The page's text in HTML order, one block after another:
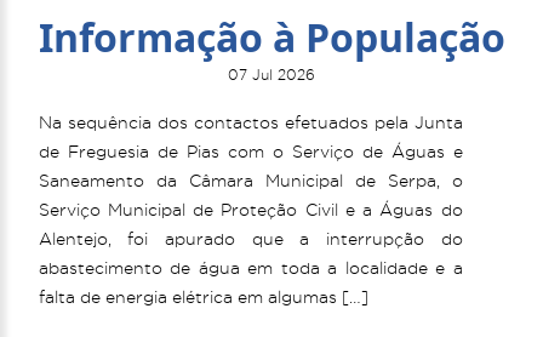
Informação à População
07 Jul 2026
Na sequência dos contactos efetuados pela Junta
de Freguesia de Pias com o Serviço de Águas e
Saneamento da Câmara Municipal de Serpa, o
Serviço Municipal de Proteção Civil e a Águas do
Alentejo, foi apurado que a interrupção do
abastecimento de água em toda a localidade e a
falta de energia elétrica em algumas […]